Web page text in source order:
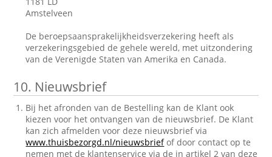
Amstelveen
De beroepsaansprakelijkheidsverzekering heeft als
verzekeringsgebied de gehele wereld, met uitzondering
van de Verenigde Staten van Amerika en Canada.
10. Nieuwsbrief
Bij het afronden van de Bestelling kan de Klant ook
kiezen voor het ontvangen van de nieuwsbrief. De Klant
kan zich afmelden voor deze nieuwsbrief via
www.thuisbezorgd.nl/nieuwsbriefof door contact op te
nemen met de klantenservice via de in artikel 2 van deze